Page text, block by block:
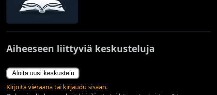
Aiheeseen liittyviä keskusteluja
Aloita uusi keskustelu
Kirjoita vieraana tai kirjaudu sisään.